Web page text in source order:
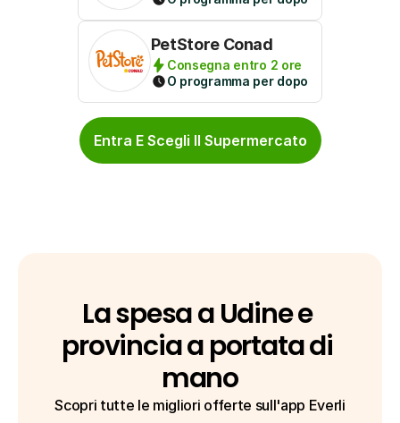
PetStore Conad
Consegna entro 2 ore
O programma per dopo
Entra E Scegli Il Supermercato
La spesa a Udine e
provincia a portata di
mano
Scopri tutte le migliori offerte sull'app Everli